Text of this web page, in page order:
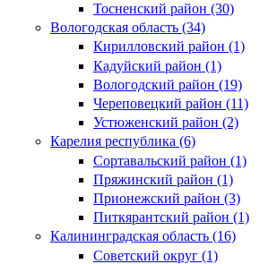
Тосненский район (30)
Вологодская область (34)
Кирилловский район (1)
Кадуйский район (1)
Вологодский район (19)
Череповецкий район (11)
Устюженский район (2)
Карелия республика (6)
Сортавальский район (1)
Пряжинский район (1)
Прионежский район (3)
Питкярантский район (1)
Калининградская область (16)
Советский округ (1)